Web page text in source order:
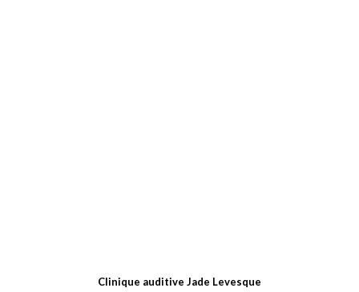
Clinique auditive Jade Levesque